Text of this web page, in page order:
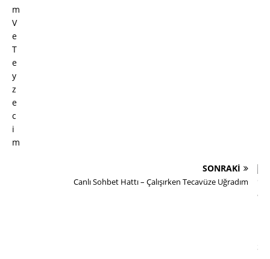
SONRAKI
Canlı Sohbet Hattı – Çalışırken Tecavüze Uğradım